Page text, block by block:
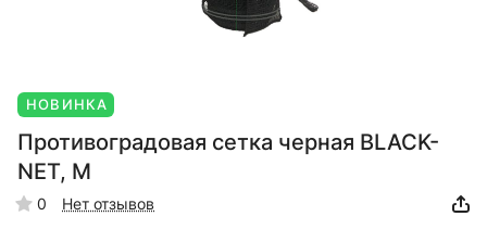
НОВИНКА
Противоградовая сетка черная BLACK-
NET, M
0 Нет отзывов